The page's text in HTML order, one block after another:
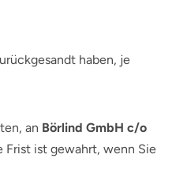
haben, je
an Börlind GmbH c/o
Frist ist gewahrt, wenn Sie